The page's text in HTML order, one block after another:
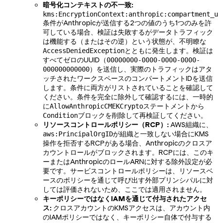
暗号化コンテキストの不一致:
条件がAnthropicが送信する2つの値のうち1つのみを許
可している場合、検証は失敗するがデータトラフィック
は機能する（またはその逆）という状態が、不明瞭な
AccessDeniedExceptionとともに発生します。検証は
すべてゼロのUUID（00000000-0000-0000-0000-
000000000000）を送信し、実際のトラフィックはアタ
ッチされたワークスペースのコンパートメントIDを送信
します。条件に両方がリストされていることを確認して
ください。条件を完全に除外して確認するには、一時的
にAllowAnthropicCMEKCryptoステートメントから
Conditionブロックを削除して再検証してください。
リソースコントロールポリシー（RCP）:AWS組織に、
aws:PrincipalOrgIDが組織と一致しない場合にKMS
操作を拒否するRCPがある場合、Anthropicのクロスア
カウントロールがブロックされます。RCPには、このキ
ーまたはAnthropicのロールARNに対する除外設定が必
要です。サービスコントロールポリシーは、リソースベ
ースのポリシーを通じて呼び出す外部プリンシパルに対
しては評価されないため、ここでは適用されません。
キーポリシーではなくIAMを通じて付与されたアクセ
ス: クロスアカウントのKMSアクセスは、アカウント内
のIAMポリシーではなく、キーポリシー自体で付与する